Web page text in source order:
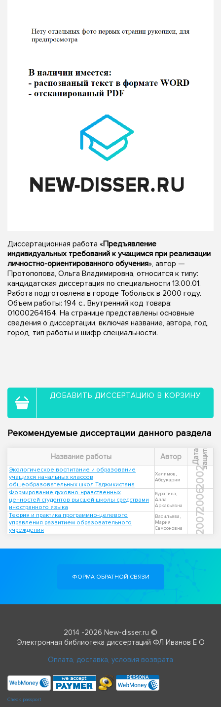
Диссертационная работа «Предъявление
индивидуальных требований к учащимся при реализации
личностно-ориентированного обучения», автор —
Протопопова, Ольга Владимировна, относится к типу:
кандидатская диссертация по специальности 13.00.01.
Работа подготовлена в городе Тобольск в 2000 году.
Объем работы: 194 с.. Внутренний код товара:
01000264164. На странице представлены основные
сведения о диссертации, включая название, автора, год,
город, тип работы и шифр специальности.
ДОБАВИТЬ ДИССЕРТАЦИЮ В КОРЗИНУ
Рекомендуемые диссертации данного раздела
Название работы Автор Д
а
т
а
з
а
щ
и
т ы
Экологическое воспитание и образование
учащихся начальных классов
общеобразовательных школ Таджикистана
Халимов,
Абдукарим
2002
Формирование духовно-нравственных
ценностей студентов высшей школы средствами
иностранного языка
Курагина,
Алла
Аркадьевна
2006
Теория и практика программно-целевого
управления развитием образовательного
учреждения
Васильева,
Мария
Самсоновна
2007
ФОРМА ОБРАТНОЙ СВЯЗИ
2014 -2026 New-disser.ru ©
Электронная библиотека диссертаций ФЛ Иванов Е О
Оплата, доставка, условия возврата
Check passport